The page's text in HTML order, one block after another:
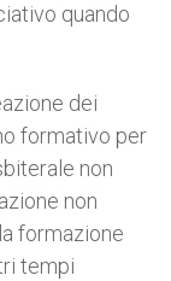
quando
dei
formativo per
non
non
formazione
tempi